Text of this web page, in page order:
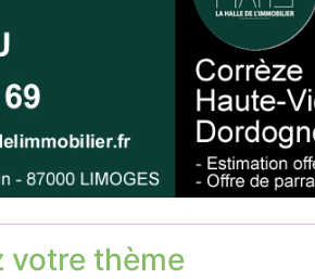
votre thème